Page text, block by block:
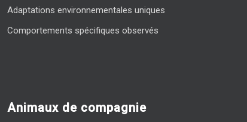
Adaptations environnementales uniques
Comportements spécifiques observés
Animaux de compagnie